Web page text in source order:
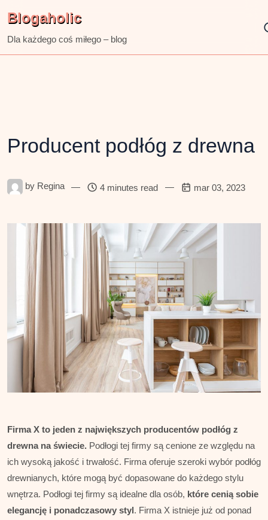
content
Blogaholic
Dla każdego coś miłego – blog
Producent podłóg z drewna
by Regina — 4 minutes read — mar 03, 2023
Firma X to jeden z największych producentów podłóg z
drewna na świecie. Podłogi tej firmy są cenione ze względu na
ich wysoką jakość i trwałość. Firma oferuje szeroki wybór podłóg
drewnianych, które mogą być dopasowane do każdego stylu
wnętrza. Podłogi tej firmy są idealne dla osób, które cenią sobie
elegancję i ponadczasowy styl. Firma X istnieje już od ponad